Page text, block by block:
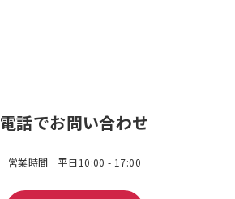
電話でお問い合わせ
営業時間 平日10:00 - 17:00